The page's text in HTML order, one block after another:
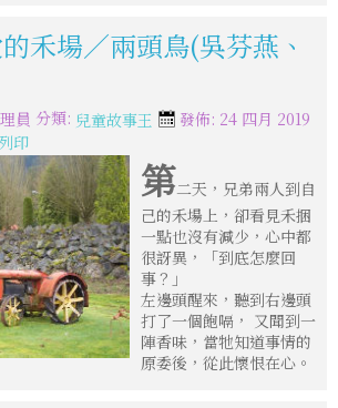
禾場／兩頭鳥(吳芬燕、
員 分類: 兒童故事王
發佈: 24 四月 2019
印
第二天，兄弟兩人到自
己的禾場上，卻看見禾捆
一點也沒有減少，心中都
很訝異，「到底怎麼回
事？」
左邊頭醒來，聽到右邊頭
打了一個飽嗝， 又聞到一
陣香味，當牠知道事情的
原委後，從此懷恨在心。